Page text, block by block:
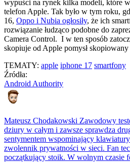
wypuści na rynek kilka modeli, które
telefon Apple. Tak było w tym roku,
16, Oppo i Nubia ogłosiły, że ich
rozwiązanie łudząco podobne do
Camera Control. I w ten sposób
skopiuje od Apple pomysł
TEMATY: apple iphone 17 smartfony
Źródła:
Android Authority
Mateusz Chodakowski Zawodowy
dziury w całym i zawsze sprawdza
sentymentem wspominający
zwolennik prywatności w sieci. Fan
początkujący stoik. W wolnym czasie